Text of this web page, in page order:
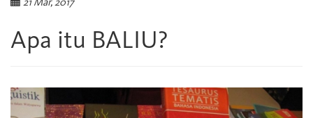
Apa itu BALIU?